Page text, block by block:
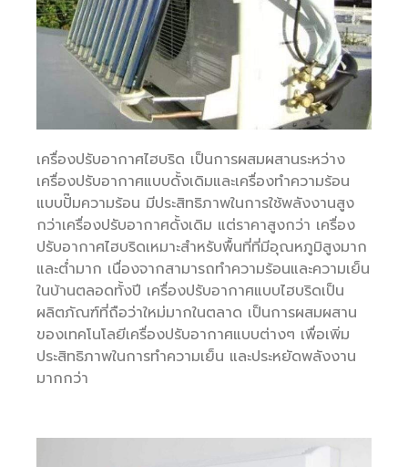
เครื่องปรับอากาศไฮบริด เป็นการผสมผสานระหว่าง
เครื่องปรับอากาศแบบดั้งเดิมและเครื่องทำความร้อน
แบบปั๊มความร้อน มีประสิทธิภาพในการใช้พลังงานสูง
กว่าเครื่องปรับอากาศดั้งเดิม แต่ราคาสูงกว่า เครื่อง
ปรับอากาศไฮบริดเหมาะสำหรับพื้นที่ที่มีอุณหภูมิสูงมาก
และต่ำมาก เนื่องจากสามารถทำความร้อนและความเย็น
ในบ้านตลอดทั้งปี เครื่องปรับอากาศแบบไฮบริดเป็น
ผลิตภัณฑ์ที่ถือว่าใหม่มากในตลาด เป็นการผสมผสาน
ของเทคโนโลยีเครื่องปรับอากาศแบบต่างๆ เพื่อเพิ่ม
ประสิทธิภาพในการทำความเย็น และประหยัดพลังงาน
มากกว่า